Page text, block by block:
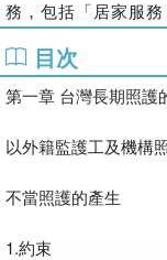
務，包括「居家服
班）」、「到宅沐
模多機能服務」及
專業且完整的優質
安全、快樂與有尊嚴
2012年接觸到日本
「生活自立支援」
松柏園老人養護中
信基金會獲得「傳
動生活自立支援的計
目次
第一章 台灣長期照護
以外籍監護工及機構
不當照護的產生
1.約束